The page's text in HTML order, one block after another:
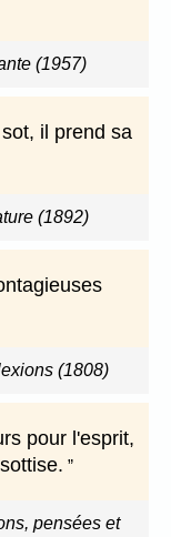
(1957)
il prend sa
(1892)
(1808)
pour l'esprit,
pensées et